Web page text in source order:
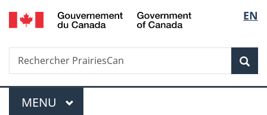
Passer
au
Passer
à
du
Passer
à
simplifiée
de
la
EN
Recherche
Rechercher
PrairiesCan
Menu
MENU PRINCIPAL